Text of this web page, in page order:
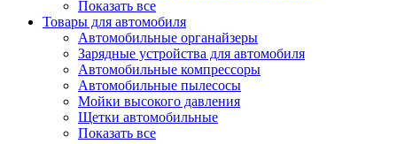
Показать все
Товары для автомобиля
Автомобильные органайзеры
Зарядные устройства для автомобиля
Автомобильные компрессоры
Автомобильные пылесосы
Мойки высокого давления
Щетки автомобильные
Показать все